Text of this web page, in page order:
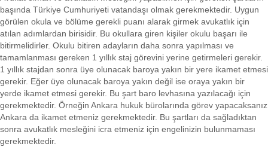
başında Türkiye Cumhuriyeti vatandaşı olmak gerekmektedir. Uygun
görülen okula ve bölüme gerekli puanı alarak girmek avukatlık için
atılan adımlardan birisidir. Bu okullara giren kişiler okulu başarı ile
bitirmelidirler. Okulu bitiren adayların daha sonra yapılması ve
tamamlanması gereken 1 yıllık staj görevini yerine getirmeleri gerekir.
1 yıllık stajdan sonra üye olunacak baroya yakın bir yere ikamet etmesi
gerekir. Eğer üye olunacak baroya yakın değil ise oraya yakın bir
yerde ikamet etmesi gerekir. Bu şart baro levhasına yazılacağı için
gerekmektedir. Örneğin Ankara hukuk bürolarında görev yapacaksanız
Ankara da ikamet etmeniz gerekmektedir. Bu şartları da sağladıktan
sonra avukatlık mesleğini icra etmeniz için engelinizin bulunmaması
gerekmektedir.